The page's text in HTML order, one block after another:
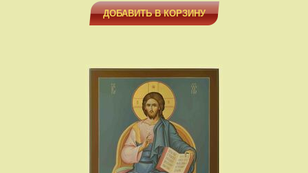
ДОБАВИТЬ В КОРЗИНУ